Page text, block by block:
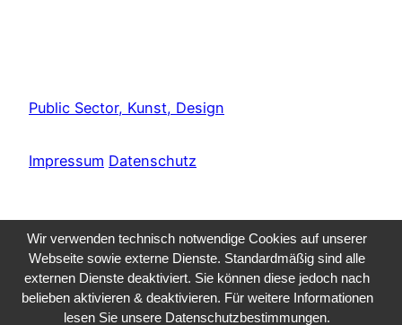
Public Sector, Kunst, Design
Impressum Datenschutz
Wir verwenden technisch notwendige Cookies auf unserer
Webseite sowie externe Dienste. Standardmäßig sind alle
externen Dienste deaktiviert. Sie können diese jedoch nach
belieben aktivieren & deaktivieren. Für weitere Informationen
lesen Sie unsere Datenschutzbestimmungen.